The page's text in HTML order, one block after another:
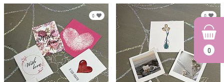
0
0 0